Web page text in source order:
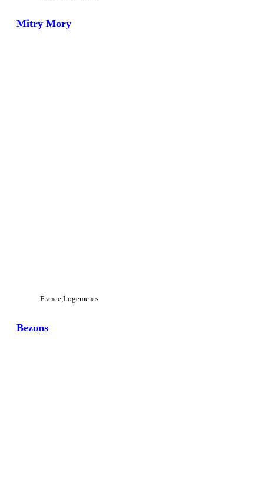
Mitry Mory
France Logements
Bezons